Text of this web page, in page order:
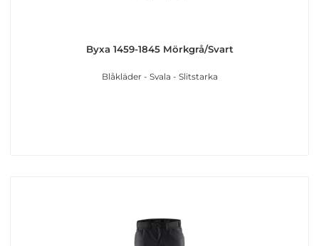
Byxa 1459-1845 Mörkgrå/Svart
Blåkläder - Svala - Slitstarka